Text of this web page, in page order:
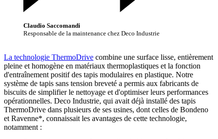
Claudio Saccomandi
Responsable de la maintenance chez Deco Industrie
La technologie ThermoDrive combine une surface lisse, entièrement
pleine et homogène en matériaux thermoplastiques et la fonction
d'entraînement positif des tapis modulaires en plastique. Notre
système de tapis sans tension breveté a permis aux fabricants de
biscuits de simplifier le nettoyage et d'optimiser leurs performances
opérationnelles. Deco Industrie, qui avait déjà installé des tapis
ThermoDrive dans plusieurs de ses usines, dont celles de Bondeno
et Ravenne*, connaissait les avantages de cette technologie,
notamment :